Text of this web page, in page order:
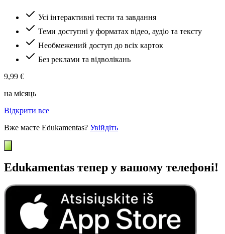
Усі інтерактивні тести та завдання
Теми доступні у форматах відео, аудіо та тексту
Необмежений доступ до всіх карток
Без реклами та відволікань
9,99 €
на місяць
Відкрити все
Вже маєте Edukamentas? Увійдіть
Edukamentas тепер у вашому телефоні!